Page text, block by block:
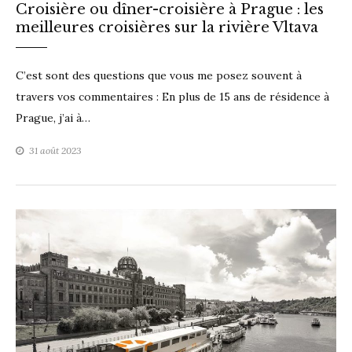
Croisière ou dîner-croisière à Prague : les
meilleures croisières sur la rivière Vltava
C’est sont des questions que vous me posez souvent à
travers vos commentaires : En plus de 15 ans de résidence à
Prague, j’ai à…
31 août 2023